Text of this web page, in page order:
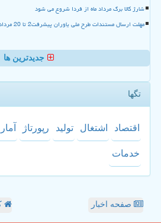
شارژ کالا برگ مرداد ماه از فردا شروع می شود
مهلت ارسال مستندات طرح ملی یاوران پیشرفت2 تا 20 مرداد تمدید گردید
جدیدترین ها
تگها
اقتصاد اشتغال تولید رپورتاژ آمار
خدمات
صفحه اخبار